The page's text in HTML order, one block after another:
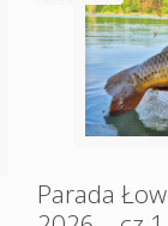
Parada